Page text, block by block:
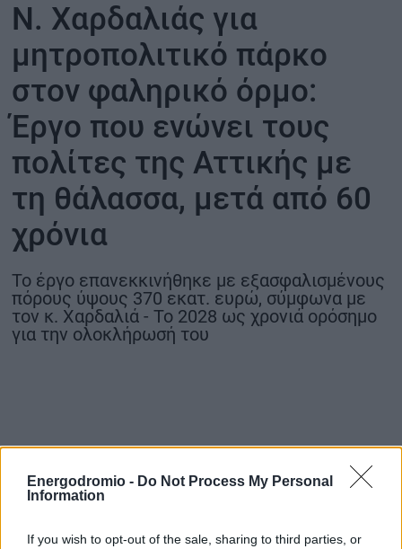
Energodromio - Do Not Process My Personal
Information
If you wish to opt-out of the sale, sharing to third parties, or
ΚΑΡΑΜΠΟΛΕΣ
ΟΡΟΙ ΧΡΗΣΗΣ
ΕΠΙΚΟΙΝΩΝΙΑ
ΤΑΥΤΟΤΗΤΑ
Ν. Χαρδαλιάς για
μητροπολιτικό πάρκο
στον φαληρικό όρμο:
Έργο που ενώνει τους
πολίτες της Αττικής με
τη θάλασσα, μετά από 60
χρόνια
Το έργο επανεκκινήθηκε με εξασφαλισμένους
πόρους ύψους 370 εκατ. ευρώ, σύμφωνα με
τον κ. Χαρδαλιά - Το 2028 ως χρονιά ορόσημο
για την ολοκλήρωσή του